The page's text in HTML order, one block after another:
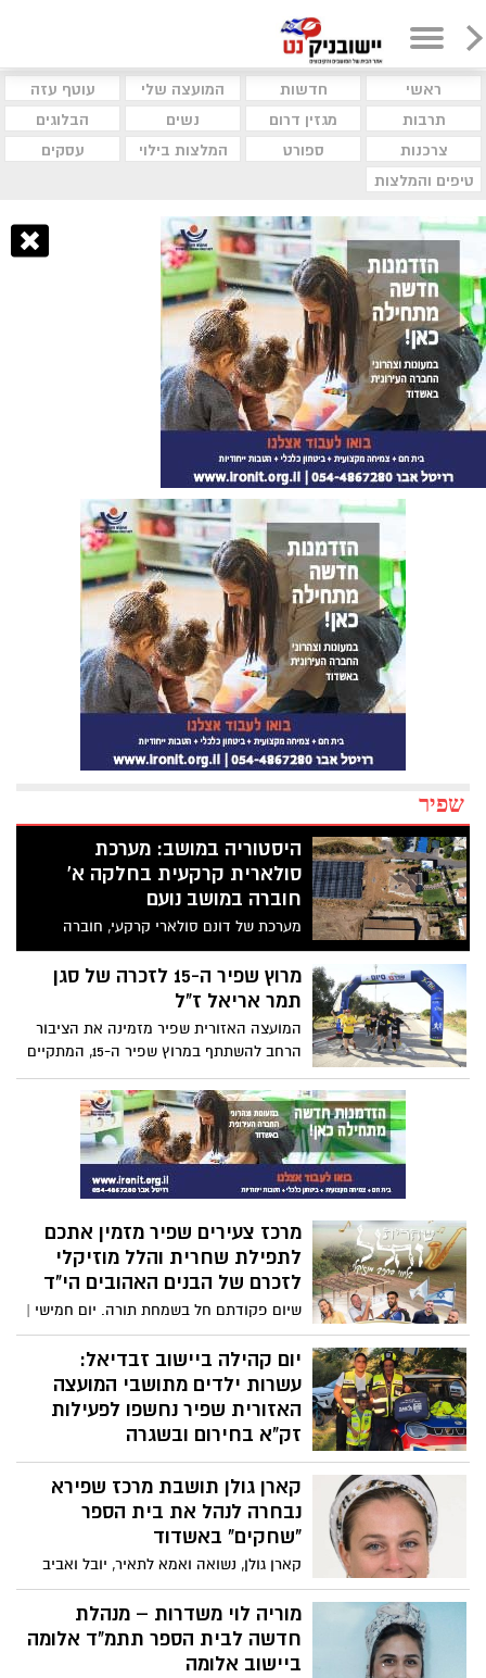
ראשי חדשות המועצה שלי
עוטף עזה
תרבות
מגזין דרום נשים
הבלוגים
צרכנות
ספורט המלצות בילוי
עסקים
טיפים והמלצות
שפיר
היסטוריה במושב: מערכת
סולארית קרקעית בחלקה א'
חוברה במושב נועם
מערכת של דונם סולארי קרקעי, חוברה
השבוע לרשת החשמל במושב נועם מועצה
אזורית שפיר, על ידי חברת נחלה סולארית.
מדובר בחיבור נוסף, לאחר החיבור הראשון
במרכז הארץ.
מרוץ שפיר ה-15 לזכרה של סגן
תמר אריאל ז"ל
המועצה האזורית שפיר מזמינה את הציבור
הרחב להשתתף במרוץ שפיר ה-15, המתקיים
לזכרה של סגן תמר אריאל ז"ל, באירוע
ספורטיבי ומרגש המשלב ערכי קהילה,
התמדה והנצחה.
מרכז צעירים שפיר מזמין אתכם
לתפילת שחרית והלל מוזיקלי
לזכרם של הבנים האהובים הי"ד
שיום פקודתם חל בשמחת תורה. יום חמישי |
י"ז תשרי | 09.10 תפילת שחרית – 7:30 חזן -
פרוספר כהן הלל חגיגי – 8:00 נתכנס יחד
לתפילה, שירה געגוע וזיכרון ונחבק את
המשפחות. כולם מוזמנים.
יום קהילה ביישוב זבדיאל:
עשרות ילדים מתושבי המועצה
האזורית שפיר נחשפו לפעילות
זק"א בחירום ובשגרה
בשבוע שעבר התקיים יום קהילה ביישוב
זבדיאל שבמועצה האזורית שפיר,
בהשתתפות נציגי כבאות והצלה, משטרת
ישראל, מג"ב, איחוד הצלה וזק"א.
קארן גולן תושבת מרכז שפירא
נבחרה לנהל את בית הספר
"שחקים" באשדוד
קארן גולן, נשואה ואמא לתאיר, יובל ואביב
מתגוררת ביישוב מרכז שפירא, והשנה תנהל
את בית ספר "שחקים" בעיר אשדוד
מוריה לוי משדרות – מנהלת
חדשה לבית הספר תתמ"ד אלומה
ביישוב אלומה